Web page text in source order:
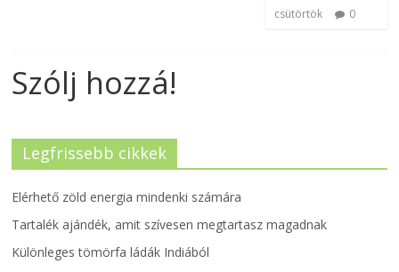
csütörtök
0
Szólj hozzá!
Legfrissebb cikkek
Elérhető zöld energia mindenki számára
Tartalék ajándék, amit szívesen megtartasz magadnak
Különleges tömörfa ládák Indiából